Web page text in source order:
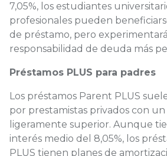
7,05%, los estudiantes
profesionales pueden
de préstamo, pero
responsabilidad de deuda más
Préstamos PLUS para padres
Los préstamos Parent PLUS
por prestamistas privados con
ligeramente superior. Aunque
interés medio del 8,05%, los
PLUS tienen planes de